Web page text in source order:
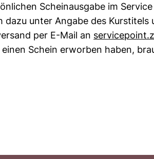
Scheinausgabe im
dazu unter Angabe des
per E-Mail an
einen Schein erworben haben,